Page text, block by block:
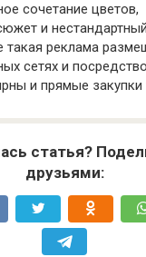
сочетание цветов,
и
реклама
сетях и
и прямые
статья?
друзьями: